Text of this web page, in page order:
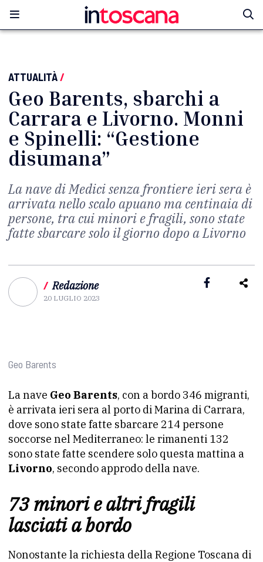
ATTUALITÀ/
Geo Barents, sbarchi a
Carrara e Livorno. Monni
e Spinelli: “Gestione
disumana”
La nave di Medici senza frontiere ieri sera è
arrivata nello scalo apuano ma centinaia di
persone, tra cui minori e fragili, sono state
fatte sbarcare solo il giorno dopo a Livorno
/ Redazione
20 LUGLIO 2023
Geo Barents
La nave Geo Barents, con a bordo 346 migranti,
è arrivata ieri sera al porto di Marina di Carrara,
dove sono state fatte sbarcare 214 persone
soccorse nel Mediterraneo: le rimanenti 132
sono state fatte scendere solo questa mattina a
Livorno, secondo approdo della nave.
73 minori e altri fragili
lasciati a bordo
Nonostante la richiesta della Regione Toscana di